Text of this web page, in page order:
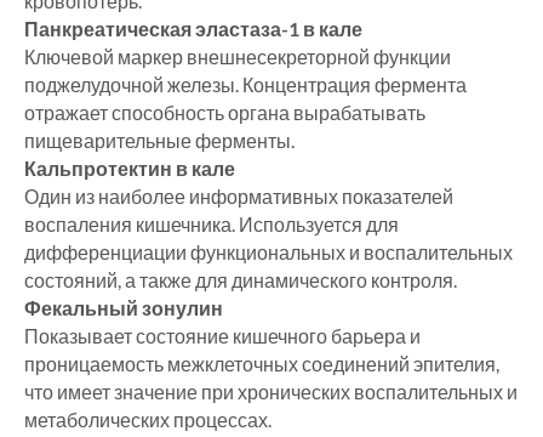
Панкреатическая эластаза-1 в кале
Ключевой маркер внешнесекреторной функции
поджелудочной железы. Концентрация фермента
отражает способность органа вырабатывать
пищеварительные ферменты.
Кальпротектин в кале
Один из наиболее информативных показателей
воспаления кишечника. Используется для
дифференциации функциональных и воспалительных
состояний, а также для динамического контроля.
Фекальный зонулин
Показывает состояние кишечного барьера и
проницаемость межклеточных соединений эпителия,
что имеет значение при хронических воспалительных и
метаболических процессах.